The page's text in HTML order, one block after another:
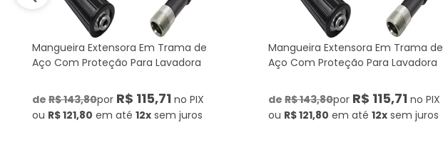
Mangueira Extensora Em Trama de
Aço Com Proteção Para Lavadora
de R$ 143,80por R$ 115,71 no PIX
ou R$ 121,80 em até 12x sem juros
Mangueira Extensora Em Trama de
Aço Com Proteção Para Lavadora
de R$ 143,80por R$ 115,71 no PIX
ou R$ 121,80 em até 12x sem juros